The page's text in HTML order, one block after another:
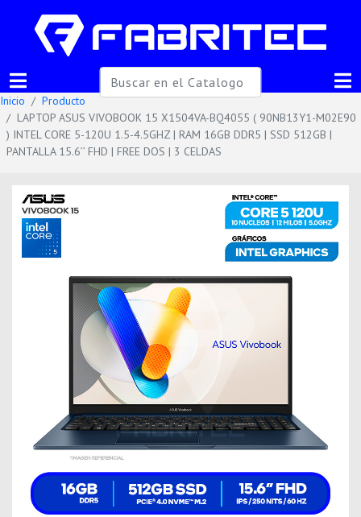
Inicio
Producto
LAPTOP ASUS VIVOBOOK 15 X1504VA-BQ4055 ( 90NB13Y1-M02E90
) INTEL CORE 5-120U 1.5-4.5GHZ | RAM 16GB DDR5 | SSD 512GB |
PANTALLA 15.6’’ FHD | FREE DOS | 3 CELDAS